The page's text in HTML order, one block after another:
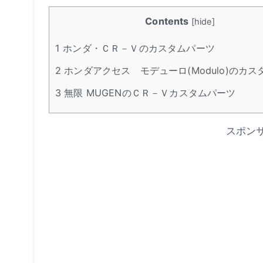
Contents [hide]
1 ホンダ・ＣＲ－Ｖのカスタムパーツ
2 ホンダアクセス モデューロ(Modulo)のカス
3 無限 MUGENのＣＲ－Ｖカスタムパーツ
スポン